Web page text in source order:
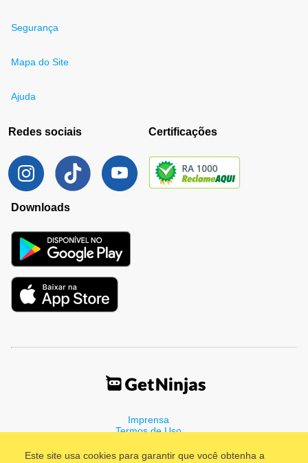
Este site usa cookies para garantir que você obtenha a
Segurança
Mapa do Site
Ajuda
Redes sociais Certificações
Downloads
Imprensa
Termos de Uso